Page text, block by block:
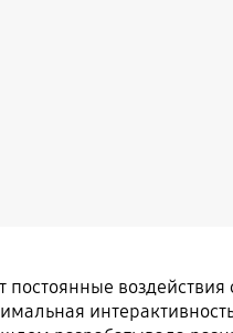
воздействия